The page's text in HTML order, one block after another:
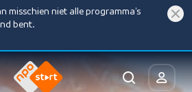
misschien niet alle programma’s
bent.